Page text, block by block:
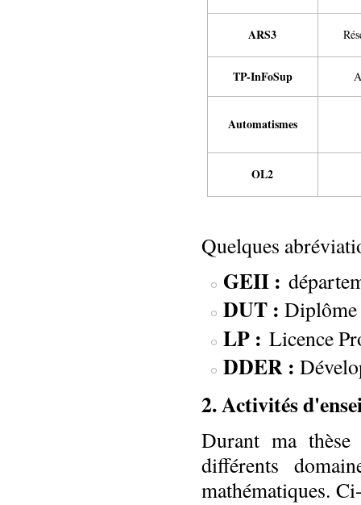
ARS3
TP-InFoSup
Automatismes
OL2
Quelques
GEII :
DUT : Diplôme
LP : Licence
DDER :
2. Activités
Durant ma thèse
différents
mathématiques.